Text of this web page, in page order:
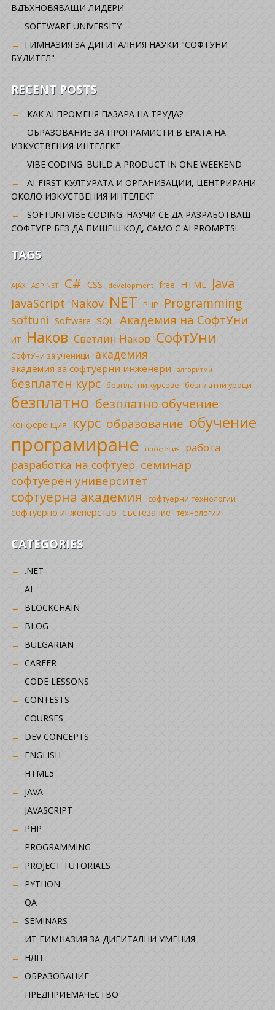
ВДЪХНОВЯВАЩИ ЛИДЕРИ
SOFTWARE UNIVERSITY
ГИМНАЗИЯ ЗА ДИГИТАЛНИЯ НАУКИ "СОФТУНИ
БУДИТЕЛ"
RECENT POSTS
КАК AI ПРОМЕНЯ ПАЗАРА НА ТРУДА?
ОБРАЗОВАНИЕ ЗА ПРОГРАМИСТИ В ЕРАТА НА
ИЗКУСТВЕНИЯ ИНТЕЛЕКТ
VIBE CODING: BUILD A PRODUCT IN ONE WEEKEND
AI-FIRST КУЛТУРАТА И ОРГАНИЗАЦИИ, ЦЕНТРИРАНИ
ОКОЛО ИЗКУСТВЕНИЯ ИНТЕЛЕКТ
SOFTUNI VIBE CODING: НАУЧИ СЕ ДА РАЗРАБОТВАШ
СОФТУЕР БЕЗ ДА ПИШЕШ КОД, САМО С AI PROMPTS!
TAGS
AJAX ASP.NET C# CSS development free HTML Java
JavaScript Nakov NET PHP Programming
softuni Software SQL Академия на СофтУни
ИТ Наков Светлин Наков СофтУни
СофтУни за ученици академия
академия за софтуерни инженери алгоритми
безплатен курс безплатни курсове безплатни уроци
безплатно безплатно обучение
конференция курс образование обучение
програмиране професия работа
разработка на софтуер семинар
софтуерен университет
софтуерна академия софтуерни технологии
софтуерно инженерство състезание технологии
CATEGORIES
.NET
AI
BLOCKCHAIN
BLOG
BULGARIAN
CAREER
CODE LESSONS
CONTESTS
COURSES
DEV CONCEPTS
ENGLISH
HTML5
JAVA
JAVASCRIPT
PHP
PROGRAMMING
PROJECT TUTORIALS
PYTHON
QA
SEMINARS
ИТ ГИМНАЗИЯ ЗА ДИГИТАЛНИ УМЕНИЯ
НЛП
ОБРАЗОВАНИЕ
ПРЕДПРИЕМАЧЕСТВО